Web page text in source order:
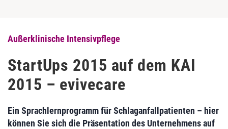
Außerklinische Intensivpflege
StartUps 2015 auf dem KAI
2015 – evivecare
Ein Sprachlernprogramm für Schlaganfallpatienten – hier
können Sie sich die Präsentation des Unternehmens auf